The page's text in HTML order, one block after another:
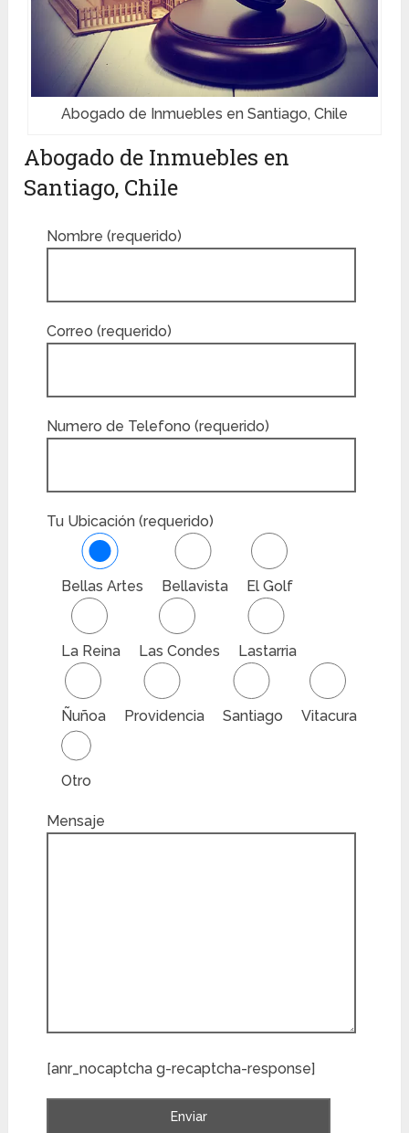
Abogado de Inmuebles en Santiago, Chile
Abogado de Inmuebles en
Santiago, Chile
Nombre (requerido)
Correo (requerido)
Numero de Telefono (requerido)
Tu Ubicación (requerido)
Bellas Artes Bellavista El Golf
La Reina Las Condes Lastarria
Ñuñoa Providencia Santiago Vitacura
Otro
Mensaje
[anr_nocaptcha g-recaptcha-response]